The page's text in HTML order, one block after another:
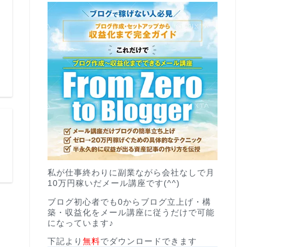
私が仕事終わりに副業ながら会社なしで月
10万円稼いだメール講座です(^^)
ブログ初心者でも0からブログ立上げ・構
築・収益化をメール講座に従うだけで可能
になっています♪
下記より 無料でダウンロードできます